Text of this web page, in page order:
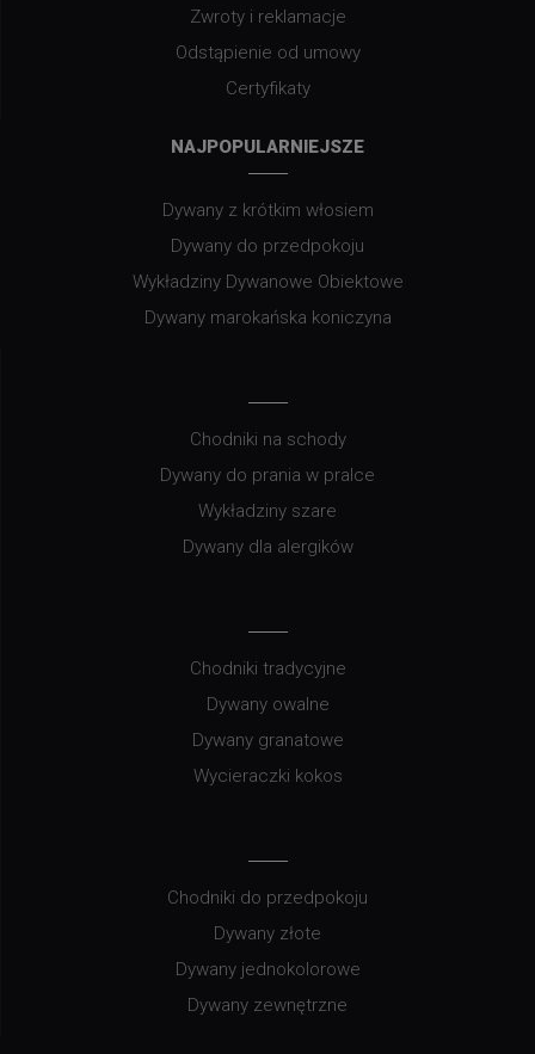
Zwroty i reklamacje
Odstąpienie od umowy
Certyfikaty
NAJPOPULARNIEJSZE
Dywany z krótkim włosiem
Dywany do przedpokoju
Wykładziny Dywanowe Obiektowe
Dywany marokańska koniczyna
Chodniki na schody
Dywany do prania w pralce
Wykładziny szare
Dywany dla alergików
Chodniki tradycyjne
Dywany owalne
Dywany granatowe
Wycieraczki kokos
Chodniki do przedpokoju
Dywany złote
Dywany jednokolorowe
Dywany zewnętrzne